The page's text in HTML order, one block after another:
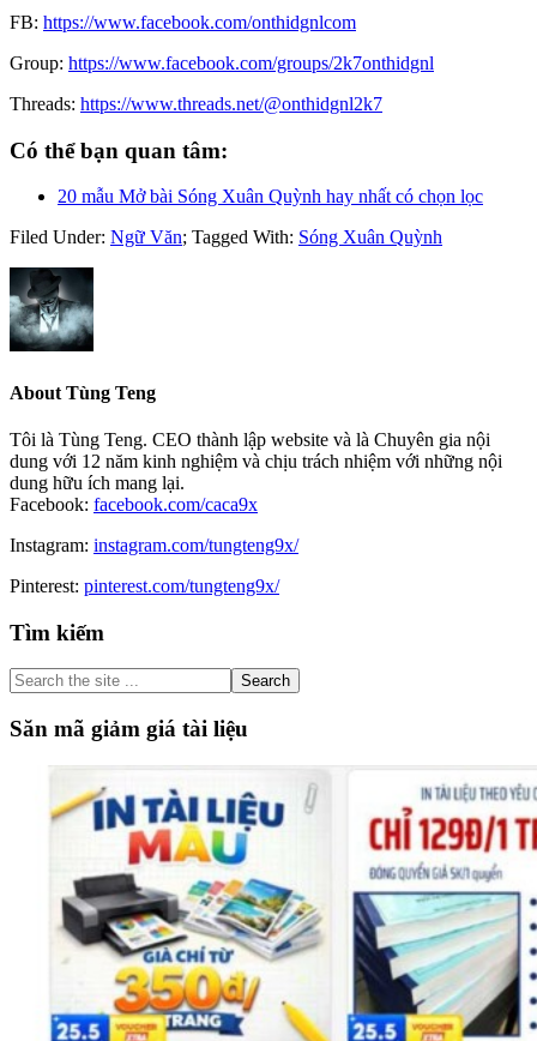
FB: https://www.facebook.com/onthidgnlcom
Group: https://www.facebook.com/groups/2k7onthidgnl
Threads: https://www.threads.net/@onthidgnl2k7
Có thể bạn quan tâm:
20 mẫu Mở bài Sóng Xuân Quỳnh hay nhất có chọn lọc
Filed Under: Ngữ Văn; Tagged With: Sóng Xuân Quỳnh
About Tùng Teng
Tôi là Tùng Teng. CEO thành lập website và là Chuyên gia nội
dung với 12 năm kinh nghiệm và chịu trách nhiệm với những nội
dung hữu ích mang lại.
Facebook: facebook.com/caca9x
Instagram: instagram.com/tungteng9x/
Pinterest: pinterest.com/tungteng9x/
Primary
Sidebar
Tìm kiếm
Search
the
site
...
Săn mã giảm giá tài liệu